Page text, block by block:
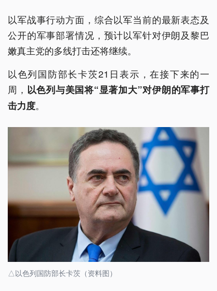
以军战事行动方面，综合以军当前的最新表态及
公开的军事部署情况，预计以军针对伊朗及黎巴
嫩真主党的多线打击还将继续。
以色列国防部长卡茨21日表示，在接下来的一
周， 以色列与美国将“显著加大”对伊朗的军事打
击力度。
△以色列国防部长卡茨（资料图）